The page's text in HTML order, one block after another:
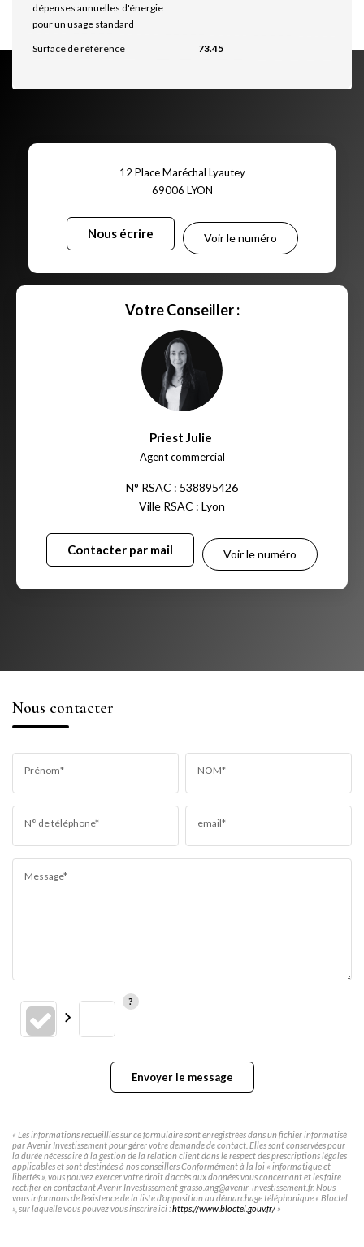
dépenses annuelles d'énergie
pour un usage standard
Surface de référence 73.45
12 Place Maréchal Lyautey
69006 LYON
Nous écrire Voir le numéro
Votre Conseiller :
Priest Julie
Agent commercial
N° RSAC : 538895426
Ville RSAC : Lyon
Contacter par mail Voir le numéro
Nous contacter
Prénom* NOM*
N° de téléphone* email*
Message*
Envoyer le message
« Les informations recueillies sur ce formulaire sont enregistrées dans un fichier informatisé
par Avenir Investissement pour gérer votre demande de contact. Elles sont conservées pour
la durée nécessaire à la gestion de la relation client dans le respect des prescriptions légales
applicables et sont destinées à nos conseillers Conformément à la loi « informatique et
libertés », vous pouvez exercer votre droit d'accès aux données vous concernant et les faire
rectifier en contactant Avenir Investissement grasso.ang@avenir-investissement.fr. Nous
vous informons de l'existence de la liste d'opposition au démarchage téléphonique « Bloctel
», sur laquelle vous pouvez vous inscrire ici :https://www.bloctel.gouv.fr/»